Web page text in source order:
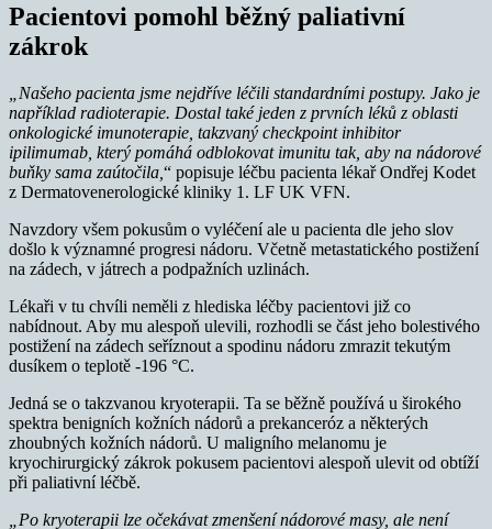
Pacientovi pomohl běžný paliativní
zákrok
„Našeho pacienta jsme nejdříve léčili standardními postupy. Jako je
například radioterapie. Dostal také jeden z prvních léků z oblasti
onkologické imunoterapie, takzvaný checkpoint inhibitor
ipilimumab, který pomáhá odblokovat imunitu tak, aby na nádorové
buňky sama zaútočila, “ popisuje léčbu pacienta lékař Ondřej Kodet
z Dermatovenerologické kliniky 1. LF UK VFN.
Navzdory všem pokusům o vyléčení ale u pacienta dle jeho slov
došlo k významné progresi nádoru. Včetně metastatického postižení
na zádech, v játrech a podpažních uzlinách.
Lékaři v tu chvíli neměli z hlediska léčby pacientovi již co
nabídnout. Aby mu alespoň ulevili, rozhodli se část jeho bolestivého
postižení na zádech seříznout a spodinu nádoru zmrazit tekutým
dusíkem o teplotě -196 °C.
Jedná se o takzvanou kryoterapii. Ta se běžně používá u širokého
spektra benigních kožních nádorů a prekanceróz a některých
zhoubných kožních nádorů. U maligního melanomu je
kryochirurgický zákrok pokusem pacientovi alespoň ulevit od obtíží
při paliativní léčbě.
„Po kryoterapii lze očekávat zmenšení nádorové masy, ale není